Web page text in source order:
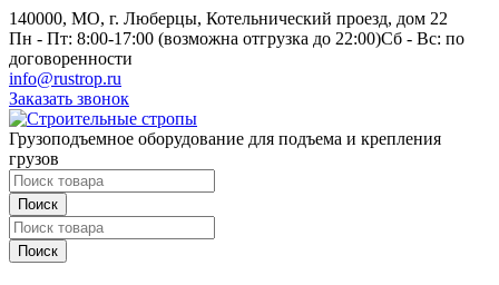
140000, МО, г. Люберцы, Котельнический проезд, дом 22
Пн - Пт: 8:00-17:00 (возможна отгрузка до 22:00)Сб - Вс: по
договоренности
info@rustrop.ru
Заказать звонок
Грузоподъемное оборудование для подъема и крепления
грузов
Поиск
Поиск